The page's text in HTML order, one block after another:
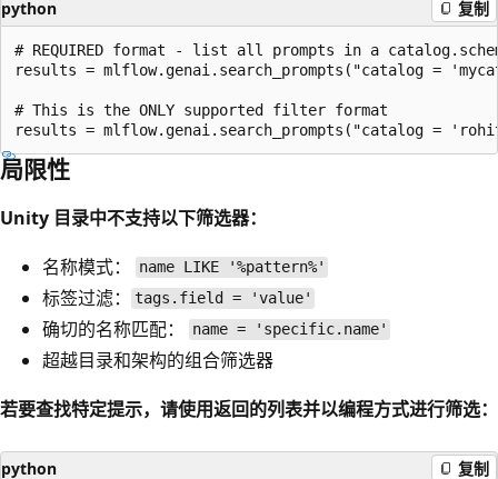
python 复制
# REQUIRED format - list all prompts in a
results = mlflow.genai.search_prompts("catalog =
# This is the ONLY supported filter format
局限性
Unity 目录中不支持以下筛选器：
名称模式：
name LIKE '%pattern%'
标签过滤： tags.field = 'value'
确切的名称匹配： name = 'specific.name'
超越目录和架构的组合筛选器
若要查找特定提示，请使用返回的列表并以编程方式进行筛选：
python 复制